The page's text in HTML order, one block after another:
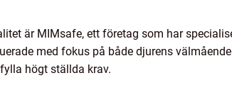
är MIMsafe, ett företag som har
med fokus på både djurens
högt ställda krav.